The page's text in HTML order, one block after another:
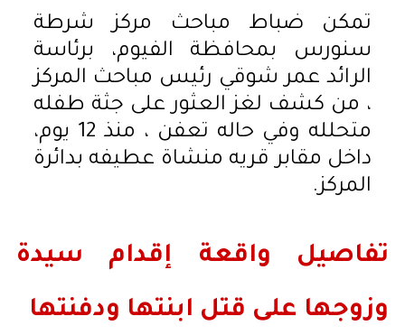
تمكن ضباط مباحث مركز شرطة
سنورس بمحافظة الفيوم، برئاسة
الرائد عمر شوقي رئيس مباحث المركز
، من كشف لغز العثور على جثة طفله
متحلله وفي حاله تعفن ، منذ 12 يوم،
داخل مقابر قريه منشاة عطيفه بدائرة
المركز.
تفاصيل واقعة إقدام سيدة
وزوجها على قتل ابنتها ودفنتها